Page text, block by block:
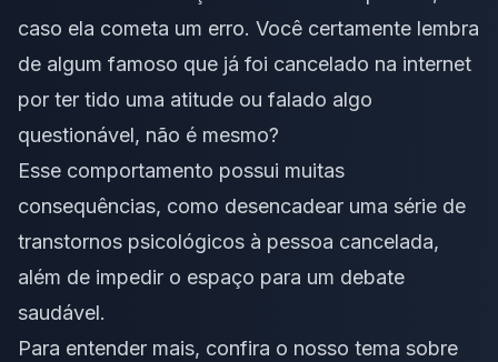
caso ela cometa um erro. Você certamente lembra
de algum famoso que já foi cancelado na internet
por ter tido uma atitude ou falado algo
questionável, não é mesmo?
Esse comportamento possui muitas
consequências, como desencadear uma série de
transtornos psicológicos à pessoa cancelada,
além de impedir o espaço para um debate
saudável.
Para entender mais, confira o nosso tema sobre